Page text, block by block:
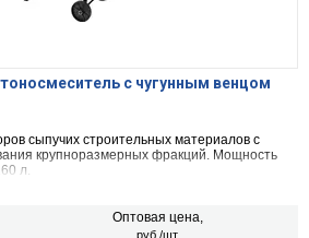
с чугунным венцом
сыпучих строительных материалов с
крупноразмерных фракций. Мощность
л.
Оптовая цена,
руб./шт.